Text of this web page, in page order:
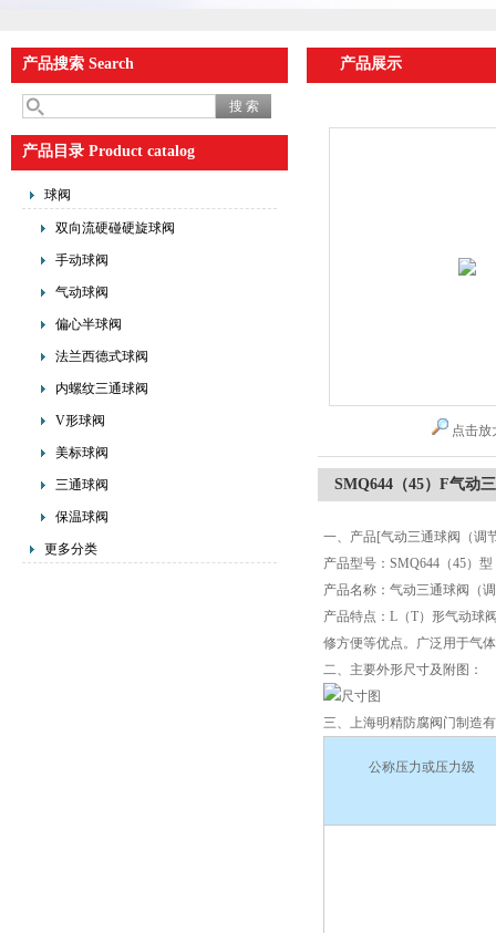
产品搜索 Search
产品目录 Product catalog
球阀
双向流硬碰硬旋球阀
手动球阀
气动球阀
偏心半球阀
法兰西德式球阀
内螺纹三通球阀
V形球阀
美标球阀
三通球阀
保温球阀
更多分类
产品展示
点击放
SMQ644（45）F气动
一、产品[气动三通球阀（调
产品型号：SMQ644（45）型
产品名称：气动三通球阀（
产品特点：L（T）形气动球
修方便等优点。广泛用于气
二、主要外形尺寸及附图：
三、上海明精防腐阀门制造
公称压力或压力级